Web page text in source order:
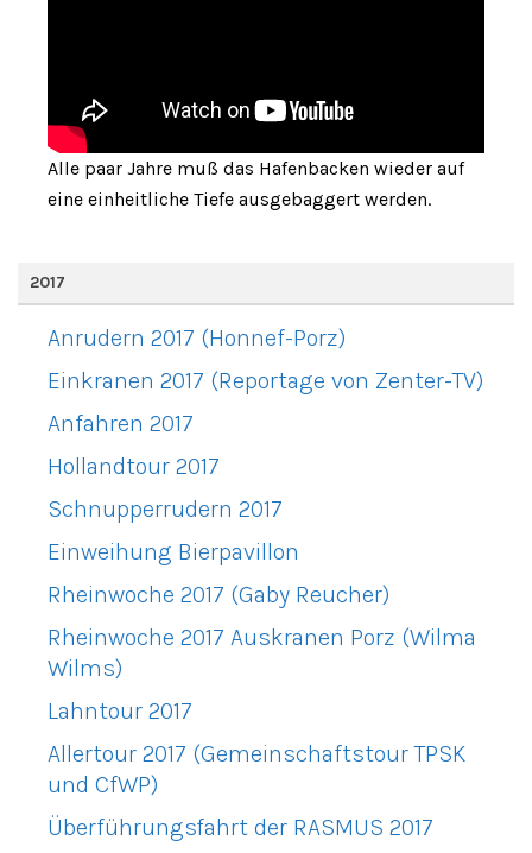
Alle paar Jahre muß das Hafenbacken wieder auf
eine einheitliche Tiefe ausgebaggert werden.
2017
Anrudern 2017 (Honnef-Porz)
Einkranen 2017 (Reportage von Zenter-TV)
Anfahren 2017
Hollandtour 2017
Schnupperrudern 2017
Einweihung Bierpavillon
Rheinwoche 2017 (Gaby Reucher)
Rheinwoche 2017 Auskranen Porz (Wilma
Wilms)
Lahntour 2017
Allertour 2017 (Gemeinschaftstour TPSK
und CfWP)
Überführungsfahrt der RASMUS 2017